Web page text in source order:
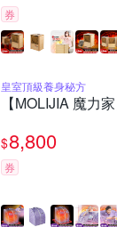
券
皇室頂級養身秘方
【MOLIJIA 魔力
$8,800
券